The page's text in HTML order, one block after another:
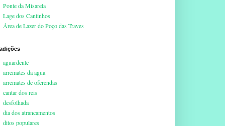
Ponte da Misarela
Lage dos Cantinhos
Área de Lazer do Poço das Traves
aguardente
arremates da agua
arremates de oferendas
cantar dos reis
desfolhada
dia dos atrancamentos
ditos populares